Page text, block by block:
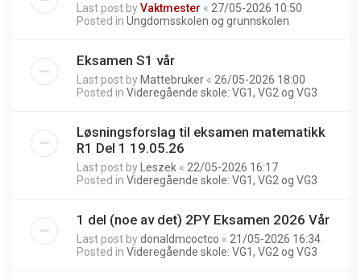
Last post byVaktmester « 27/05-2026 10:50
Posted in Ungdomsskolen og grunnskolen
Eksamen S1 vår
Last post by Mattebruker « 26/05-2026 18:00
Posted in Videregående skole: VG1, VG2 og VG3
Løsningsforslag til eksamen matematikk
R1 Del 1 19.05.26
Last post by Leszek « 22/05-2026 16:17
Posted in Videregående skole: VG1, VG2 og VG3
1 del (noe av det) 2PY Eksamen 2026 Vår
Last post bydonaldmcoctco « 21/05-2026 16:34
Posted in Videregående skole: VG1, VG2 og VG3